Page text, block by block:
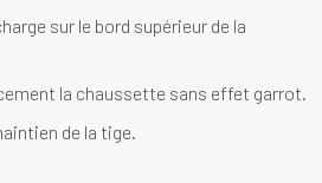
sur le bord supérieur de la
la chaussette sans effet garrot.
de la tige.